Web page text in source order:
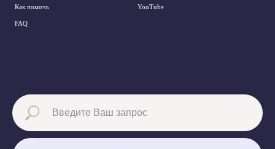
Как помочь
FAQ
YouTube